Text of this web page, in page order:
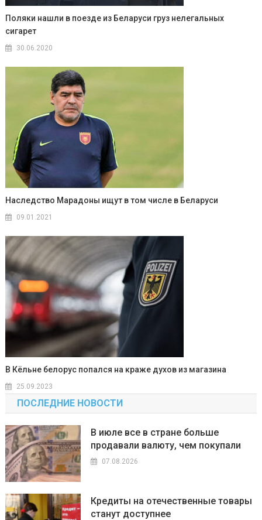
Поляки нашли в поезде из Беларуси груз нелегальных
сигарет
30.06.2020
Наследство Марадоны ищут в том числе в Беларуси
09.01.2021
В Кёльне белорус попался на краже духов из магазина
25.09.2023
ПОСЛЕДНИЕ НОВОСТИ
В июле все в стране больше
продавали валюту, чем покупали
07.08.2026
Кредиты на отечественные товары
станут доступнее